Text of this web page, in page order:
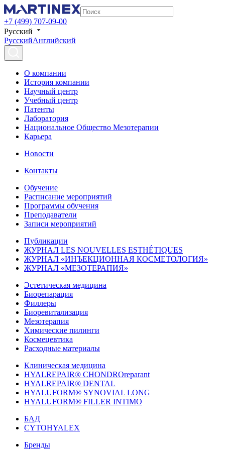
+7 (499) 707-09-00
Русский
РусскийАнглийский
О компании
История компании
Научный центр
Учебный центр
Патенты
Лаборатория
Национальное Общество Мезотерапии
Карьера
Новости
Контакты
Обучение
Расписание мероприятий
Программы обучения
Преподаватели
Записи мероприятий
Публикации
ЖУРНАЛ LES NOUVELLES ESTHÉTIQUES
ЖУРНАЛ «ИНЪЕКЦИОННАЯ КОСМЕТОЛОГИЯ»
ЖУРНАЛ «МЕЗОТЕРАПИЯ»
Эстетическая медицина
Биорепарация
Филлеры
Биоревитализация
Мезотерапия
Химические пилинги
Космецевтика
Расходные материалы
Клиническая медицина
HYALREPAIR® CHONDROreparant
HYALREPAIR® DENTAL
HYALUFORM® SYNOVIAL LONG
HYALUFORM® FILLER INTIMO
БАД
CYTOHYALEX
Бренды